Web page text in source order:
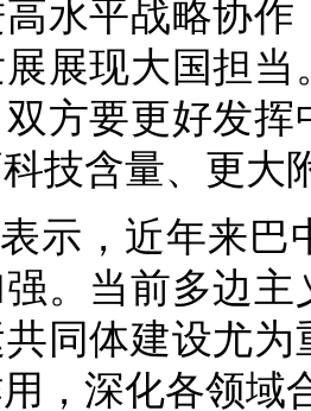
水平战略协
展现大国担
方要更好发
技含量、更大
示，近年来巴
。当前多边
同体建设尤
，深化各领域